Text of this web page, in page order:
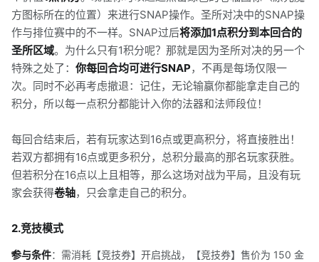
方图标所在的位置）来进行SNAP操作。圣所对决中的SNAP操
作与排位赛中的不一样。SNAP过后将添加1点积分到本回合的
圣所区域。为什么只有1积分呢？那就是因为圣所对决的另一个
特殊之处了： 你每回合均可进行SNAP，不再是每场仅限一
次。同时不必再考虑撤退：记住，无论输赢你都能拿走自己的
积分，所以每一点积分都能计入你的法器和法师段位！
每回合结束后，若有玩家达到16点或更高积分，将直接胜出！
若双方都拥有16点或更多积分，总积分最高的那名玩家获胜。
但若积分在16点以上且相等，那么这场对战为平局，且没有玩
家会获得卷轴，只会拿走自己的积分。
2.竞技模式
参与条件：需消耗【竞技券】开启挑战，【竞技券】售价为 150 金